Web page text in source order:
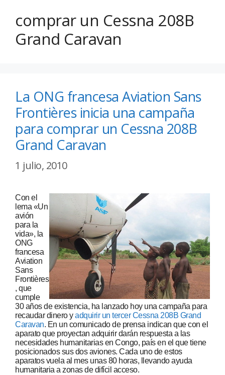
comprar un Cessna 208B
Grand Caravan
La ONG francesa Aviation Sans
Frontières inicia una campaña
para comprar un Cessna 208B
Grand Caravan
1 julio, 2010
Con el
lema «Un
avión
para la
vida», la
ONG
francesa
Aviation
Sans
Frontières
, que
cumple
30 años de existencia, ha lanzado hoy una campaña para
recaudar dinero yadquirir un tercer Cessna 208B Grand
Caravan. En un comunicado de prensa indican que con el
aparato que proyectan adquirir darán respuesta a las
necesidades humanitarias en Congo, país en el que tiene
posicionados sus dos aviones. Cada uno de estos
aparatos vuela al mes unas 80 horas, llevando ayuda
humanitaria a zonas de difícil acceso.